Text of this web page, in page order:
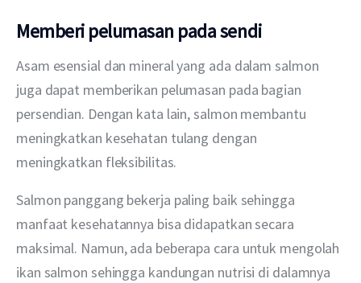
Memberi pelumasan pada sendi
Asam esensial dan mineral yang ada dalam salmon
juga dapat memberikan pelumasan pada bagian
persendian. Dengan kata lain, salmon membantu
meningkatkan kesehatan tulang dengan
meningkatkan fleksibilitas.
Salmon panggang bekerja paling baik sehingga
manfaat kesehatannya bisa didapatkan secara
maksimal. Namun, ada beberapa cara untuk mengolah
ikan salmon sehingga kandungan nutrisi di dalamnya